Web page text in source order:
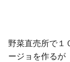
野菜直売所で１
ージョを作るが